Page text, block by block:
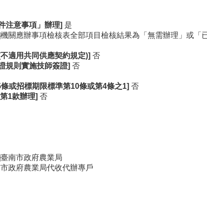
注意事項」辦理] 是
機關應辦事項檢核表全部項目檢核結果為「無需辦理」或「
不適用共同供應契約規定)] 否
規則實施技師簽證] 否
條或招標期限標準第10條或第4條之1] 否
1款辦理] 否
臺南市政府農業局
政府農業局代收代辦專戶